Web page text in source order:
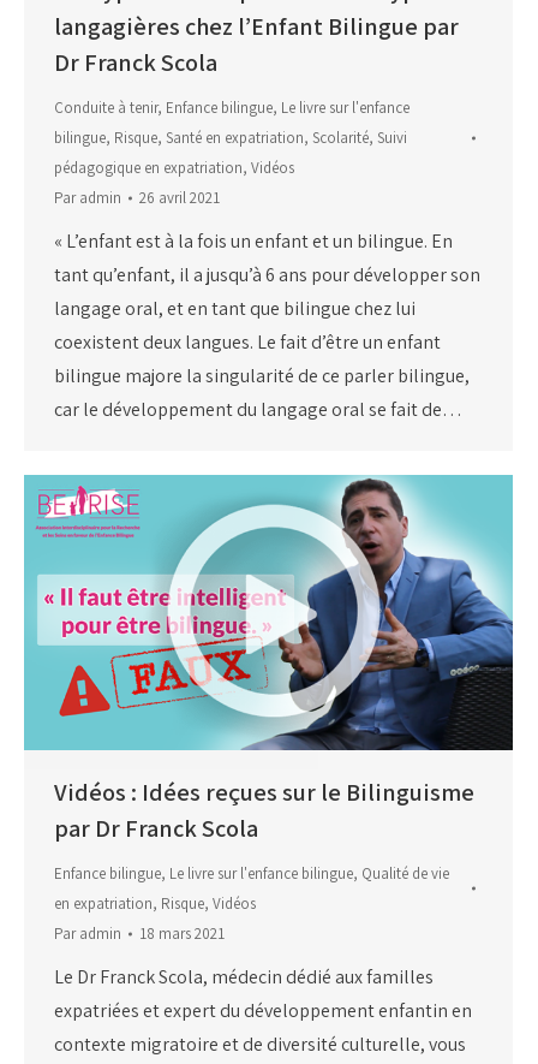
langagières chez l’Enfant Bilingue par
Dr Franck Scola
Conduite à tenir, Enfance bilingue, Le livre sur l'enfance
bilingue, Risque, Santé en expatriation, Scolarité, Suivi
pédagogique en expatriation, Vidéos
Paradmin 26 avril 2021
« L’enfant est à la fois un enfant et un bilingue. En
tant qu’enfant, il a jusqu’à 6 ans pour développer son
langage oral, et en tant que bilingue chez lui
coexistent deux langues. Le fait d’être un enfant
bilingue majore la singularité de ce parler bilingue,
car le développement du langage oral se fait de…
Vidéos : Idées reçues sur le Bilinguisme
par Dr Franck Scola
Enfance bilingue, Le livre sur l'enfance bilingue, Qualité de vie
en expatriation, Risque, Vidéos
Paradmin 18 mars 2021
Le Dr Franck Scola, médecin dédié aux familles
expatriées et expert du développement enfantin en
contexte migratoire et de diversité culturelle, vous